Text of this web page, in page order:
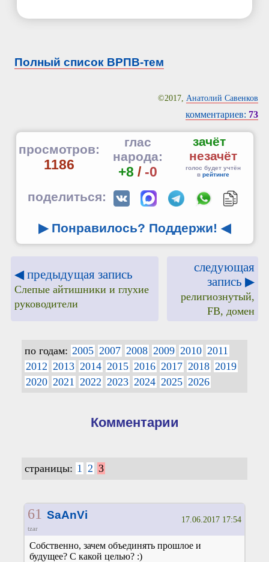
Полный список ВРПВ-тем
©2017, Анатолий Савенков
комментариев: 73
просмотров:
1186
глас
народа:
+8 / -0
зачёт
незачёт
голос будет учтён
в рейтинге
поделиться:
▶ Понравилось? Поддержи! ◀
◀ предыдущая запись
Слепые айтишники и глухие
руководители
следующая
запись ▶
религиознутый,
FB, домен
по годам: 2005 2007 2008 2009 2010 2011
2012 2013 2014 2015 2016 2017 2018 2019
2020 2021 2022 2023 2024 2025 2026
Комментарии
страницы: 1 2 3
61 SaAnVi
tzar
17.06.2017 17:54
Собственно, зачем объединять прошлое и
будущее? С какой целью? :)